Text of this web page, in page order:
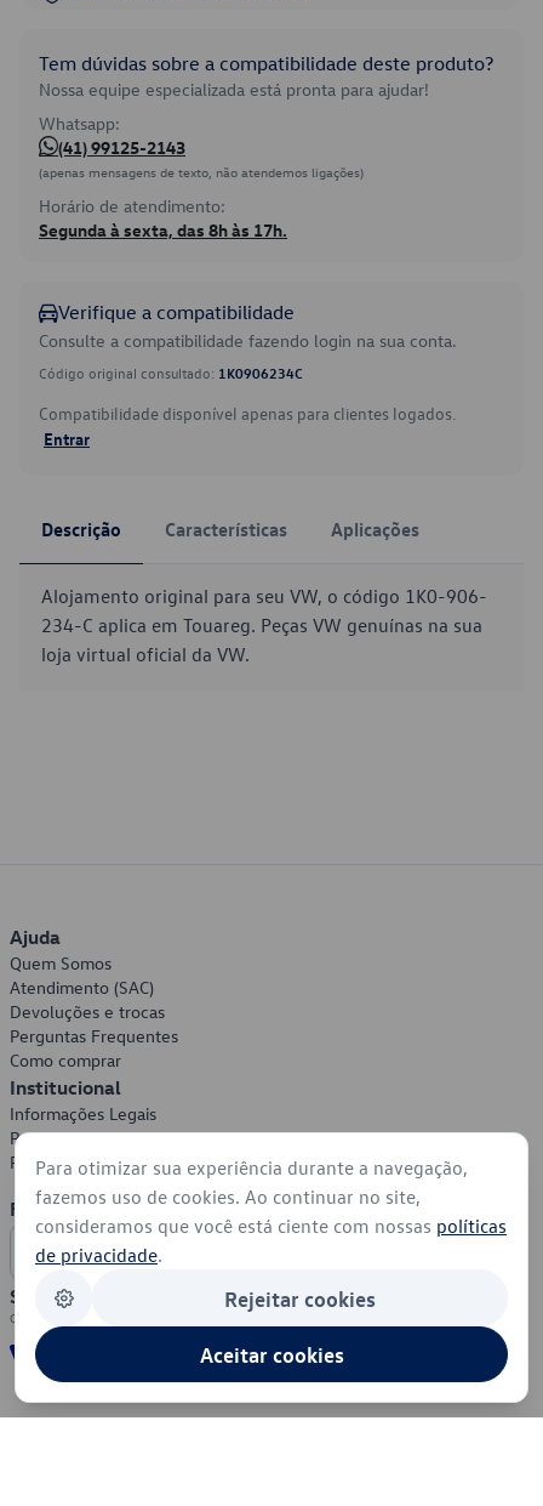
Tem dúvidas sobre a compatibilidade deste produto?
Nossa equipe especializada está pronta para ajudar!
Whatsapp:
(41) 99125-2143
(apenas mensagens de texto, não atendemos ligações)
Horário de atendimento:
Segunda à sexta, das 8h às 17h.
Verifique a compatibilidade
Consulte a compatibilidade fazendo login na sua conta.
Código original consultado: 1K0906234C
Compatibilidade disponível apenas para clientes logados.
Entrar
Descrição Características Aplicações
Alojamento original para seu VW, o código 1K0-906-
234-C aplica em Touareg. Peças VW genuínas na sua
loja virtual oficial da VW.
Ajuda
Quem Somos
Atendimento (SAC)
Devoluções e trocas
Perguntas Frequentes
Como comprar
Institucional
Informações Legais
Política de Privacidade
Política de Cookies
Formas de Pagamento
Segurança
Para otimizar sua experiência durante a navegação,
fazemos uso de cookies. Ao continuar no site,
consideramos que você está ciente com nossas políticas
de privacidade.
Rejeitar cookies
Aceitar cookies